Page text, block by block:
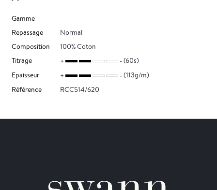
Gamme
Repassage
Normal
Composition
100% Coton
Titrage
(60s)
Epaisseur
(113g/m)
Référence
RCC514/620